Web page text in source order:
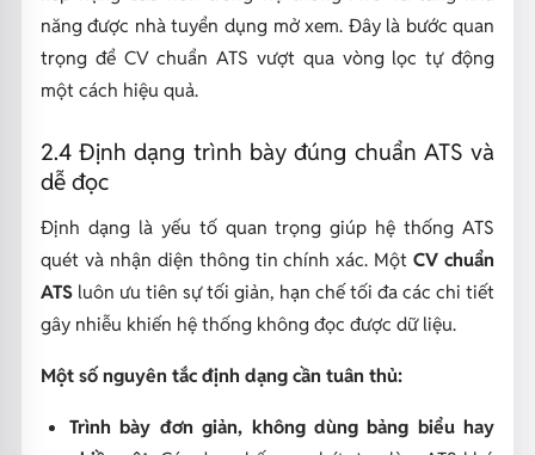
năng được nhà tuyển dụng mở xem. Đây là bước quan
trọng để CV chuẩn ATS vượt qua vòng lọc tự động
một cách hiệu quả.
2.4 Định dạng trình bày đúng chuẩn ATS và
dễ đọc
Định dạng là yếu tố quan trọng giúp hệ thống ATS
quét và nhận diện thông tin chính xác. MộtCV chuẩn
ATSluôn ưu tiên sự tối giản, hạn chế tối đa các chi tiết
gây nhiễu khiến hệ thống không đọc được dữ liệu.
Một số nguyên tắc định dạng cần tuân thủ:
Trình bày đơn giản, không dùng bảng biểu hay